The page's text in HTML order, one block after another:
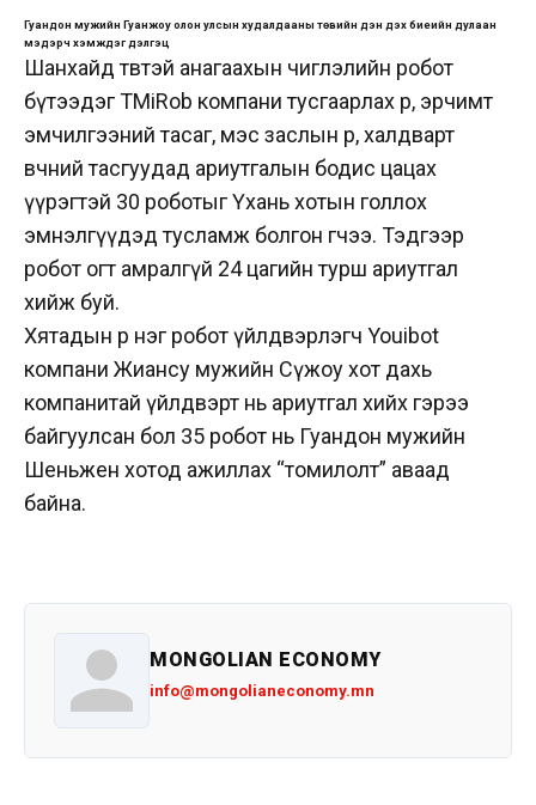
Гуандон мужийн Гуанжоу олон улсын худалдааны төвийн үүдэн дэх биеийн дулаан
мэдэрч хэмждэг дэлгэц
Шанхайд төвтэй анагаахын чиглэлийн робот
бүтээдэг TMiRob компани тусгаарлах өрөө, эрчимт
эмчилгээний тасаг, мэс заслын өрөө, халдварт
өвчний тасгуудад ариутгалын бодис цацах
үүрэгтэй 30 роботыг Үхань хотын голлох
эмнэлгүүдэд тусламж болгон өгчээ. Тэдгээр
робот огт амралгүй 24 цагийн турш ариутгал
хийж буй.
Хятадын өөр нэг робот үйлдвэрлэгч Youibot
компани Жиансу мужийн Сүжоу хот дахь
компанитай үйлдвэрт нь ариутгал хийх гэрээ
байгуулсан бол 35 робот нь Гуандон мужийн
Шеньжен хотод ажиллах “томилолт” аваад
байна.
MONGOLIAN ECONOMY
info@mongolianeconomy.mn